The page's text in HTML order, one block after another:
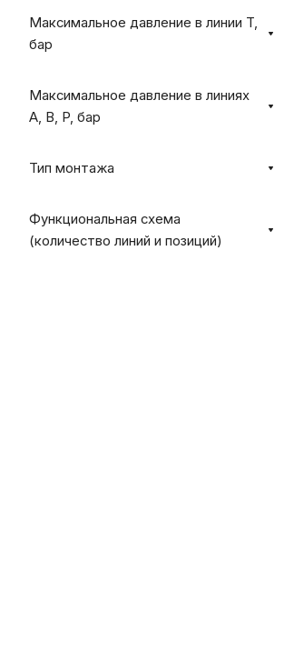
Максимальное давление в линии T,
бар
Максимальное давление в линиях
A, B, P, бар
Тип монтажа
Функциональная схема
(количество линий и позиций)